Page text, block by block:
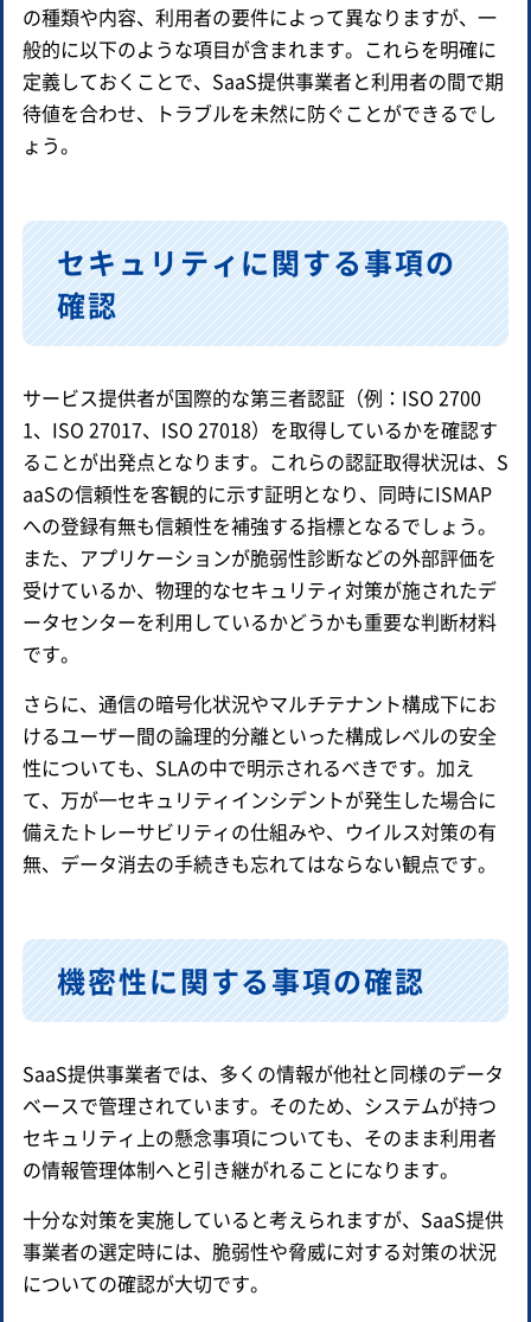
の種類や内容、利用者の要件によって異なりますが、一
般的に以下のような項目が含まれます。これらを明確に
定義しておくことで、SaaS提供事業者と利用者の間で期
待値を合わせ、トラブルを未然に防ぐことができるでし
ょう。
セキュリティに関する事項の
確認
サービス提供者が国際的な第三者認証（例：ISO 2700
1、ISO 27017、ISO 27018）を取得しているかを確認す
ることが出発点となります。これらの認証取得状況は、S
aaSの信頼性を客観的に示す証明となり、同時にISMAP
への登録有無も信頼性を補強する指標となるでしょう。
また、アプリケーションが脆弱性診断などの外部評価を
受けているか、物理的なセキュリティ対策が施されたデ
ータセンターを利用しているかどうかも重要な判断材料
です。
さらに、通信の暗号化状況やマルチテナント構成下にお
けるユーザー間の論理的分離といった構成レベルの安全
性についても、SLAの中で明示されるべきです。加え
て、万が一セキュリティインシデントが発生した場合に
備えたトレーサビリティの仕組みや、ウイルス対策の有
無、データ消去の手続きも忘れてはならない観点です。
機密性に関する事項の確認
SaaS提供事業者では、多くの情報が他社と同様のデータ
ベースで管理されています。そのため、システムが持つ
セキュリティ上の懸念事項についても、そのまま利用者
の情報管理体制へと引き継がれることになります。
十分な対策を実施していると考えられますが、SaaS提供
事業者の選定時には、脆弱性や脅威に対する対策の状況
についての確認が大切です。